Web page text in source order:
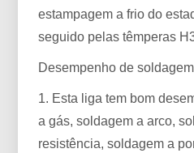
estampagem a frio do
seguido pelas têmperas
Desempenho de
1. Esta liga tem bom
a gás, soldagem a arco,
resistência, soldagem a